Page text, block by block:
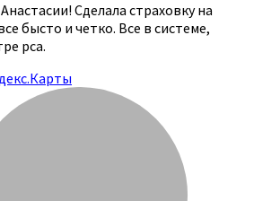
Сделала страховку на
бысто и четко. Все в системе,
рса.